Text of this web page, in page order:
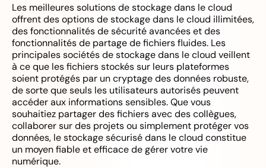
Les meilleures solutions de stockage dans le cloud
offrent des options de stockage dans le cloud illimitées,
des fonctionnalités de sécurité avancées et des
fonctionnalités de partage de fichiers fluides. Les
principales sociétés de stockage dans le cloud veillent
à ce que les fichiers stockés sur leurs plateformes
soient protégés par un cryptage des données robuste,
de sorte que seuls les utilisateurs autorisés peuvent
accéder aux informations sensibles. Que vous
souhaitiez partager des fichiers avec des collègues,
collaborer sur des projets ou simplement protéger vos
données, le stockage sécurisé dans le cloud constitue
un moyen fiable et efficace de gérer votre vie
numérique.